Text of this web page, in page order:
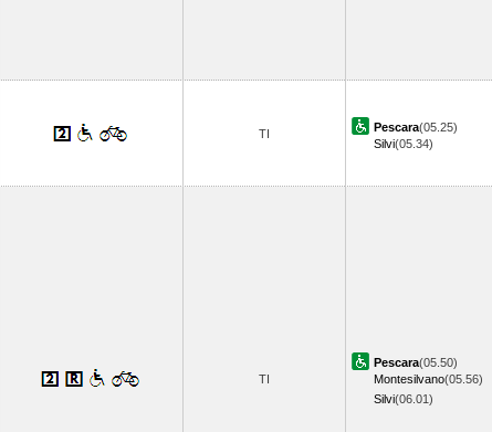
TI Pescara(05.25)
Silvi(05.34)
TI
Pescara(05.50)
Montesilvano(05.56)
Silvi(06.01)